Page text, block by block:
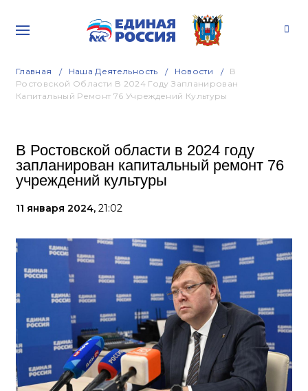
Главная Наша Деятельность Новости
В
Ростовской Области В 2024 Году Запланирован
Капитальный Ремонт 76 Учреждений Культуры
В Ростовской области в 2024 году
запланирован капитальный ремонт 76
учреждений культуры
11 января 2024, 21:02